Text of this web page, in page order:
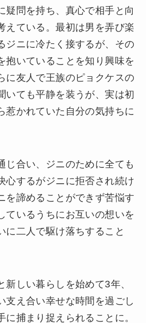
疑問を持ち、真心で相手と向
えている。最初は男を弄び楽
ジニに冷たく接するが、その
抱いていることを知り興味を
に友人で王族のピョクケスの
いても平静を装うが、実は初
惹かれていた自分の気持ちに
じ合い、ジニのために全ても
心するがジニに拒否され続け
を諦めることができず苦悩す
ているうちにお互いの想いを
に二人で駆け落ちすること
新しい暮らしを始めて3年、
支え合い幸せな時間を過ごし
に捕まり捉えられることに。